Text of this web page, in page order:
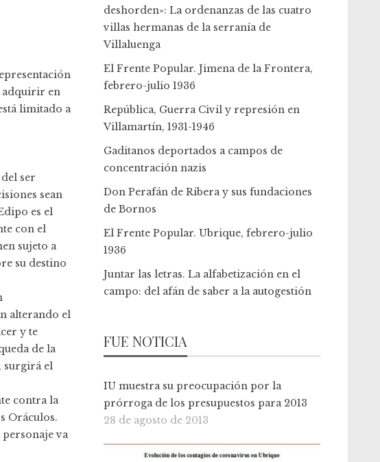
adquirir en
limitado a
ser
sean
es el
con el
sujeto a
su destino
alterando el
y te
de la
surgirá el
contra la
Oráculos.
va
deshorden»: La ordenanzas de las cuatro
villas hermanas de la serranía de
Villaluenga
El Frente Popular. Jimena de la Frontera,
febrero-julio 1936
República, Guerra Civil y represión en
Villamartín, 1931-1946
Gaditanos deportados a campos de
concentración nazis
Don Perafán de Ribera y sus fundaciones
de Bornos
El Frente Popular. Ubrique, febrero-julio
1936
Juntar las letras. La alfabetización en el
campo: del afán de saber a la autogestión
FUE NOTICIA
IU muestra su preocupación por la
prórroga de los presupuestos para 2013
28 de agosto de 2013